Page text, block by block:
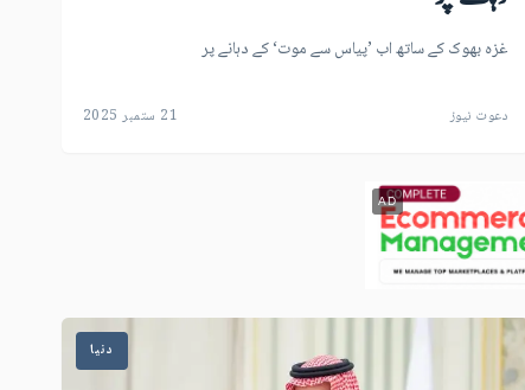
غزہ بھوک کے ساتھ اب ’پیاس سے موت‘ کے دہانے پر
دعوت نیوز 21 ستمبر 2025
AD
دنیا